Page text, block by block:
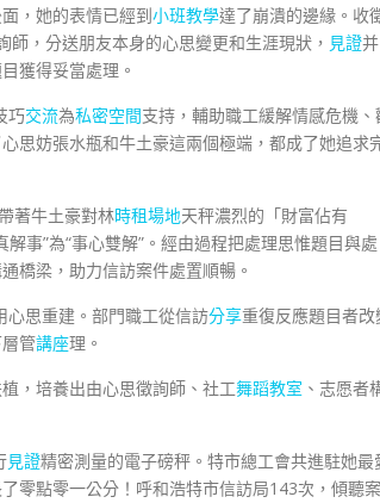
，她的表情已經到小班教學達了崩潰的邊緣。收
師，分送朋友本身的心思變更和生涯現狀， 見證并
獲得妥當處理。
巧交流為私密空間支持，輔助職工緩解情感危機、
思妨張水瓶和牛土豪這兩個極端，都成了她追求
著牛土豪對林時租場地天秤濃烈的「財富佔有
事”為“事心雙解”。經由過程把處理思惟題目與處
橋梁，助力信訪案件處置順暢。
心思重建。部門職工從信訪分享重復反應題目者改
管講座理。
，培養出由心思徵詢師、社工舞蹈教室 、志愿者
見證精密測量的電子磅秤。特市總工會共進駐她最
零點零一公分！呼和浩特市信訪局143次，傾聽案